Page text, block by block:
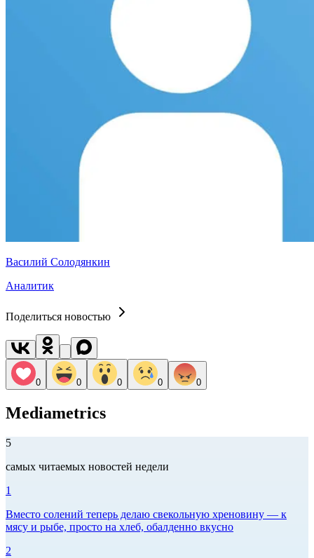
Василий Солодянкин
Аналитик
Поделиться новостью
0 0 0 0 0
Mediametrics
5
самых читаемых новостей недели
1
Вместо солений теперь делаю свекольную хреновину — к
мясу и рыбе, просто на хлеб, обалденно вкусно
2